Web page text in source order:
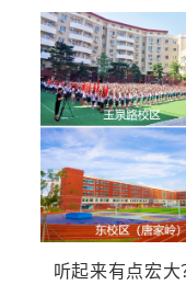
听起来有点宏